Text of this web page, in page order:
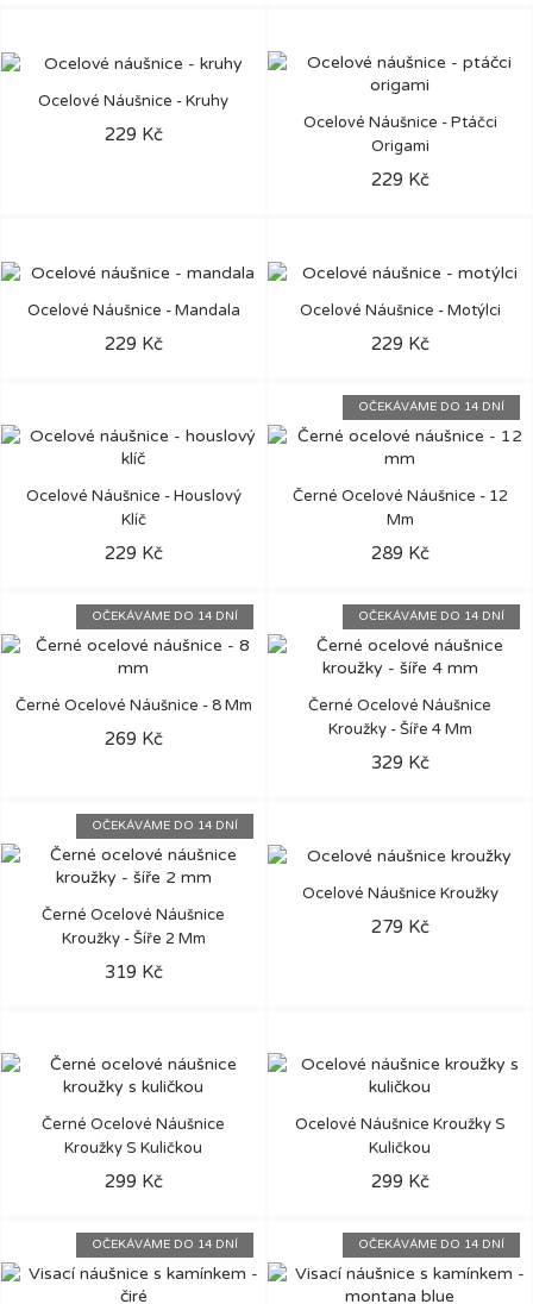
Ocelové Náušnice - Kruhy
229 Kč
Ocelové Náušnice - Ptáčci
Origami
229 Kč
Ocelové Náušnice - Mandala
229 Kč
Ocelové Náušnice - Motýlci
229 Kč
Ocelové Náušnice - Houslový
Klíč
229 Kč
OČEKÁVÁME DO 14 DNÍ
Černé Ocelové Náušnice - 12
Mm
289 Kč
OČEKÁVÁME DO 14 DNÍ
Černé Ocelové Náušnice - 8 Mm
269 Kč
OČEKÁVÁME DO 14 DNÍ
Černé Ocelové Náušnice
Kroužky - Šíře 4 Mm
329 Kč
OČEKÁVÁME DO 14 DNÍ
Černé Ocelové Náušnice
Kroužky - Šíře 2 Mm
319 Kč
Ocelové Náušnice Kroužky
279 Kč
Černé Ocelové Náušnice
Kroužky S Kuličkou
299 Kč
Ocelové Náušnice Kroužky S
Kuličkou
299 Kč
OČEKÁVÁME DO 14 DNÍ OČEKÁVÁME DO 14 DNÍ